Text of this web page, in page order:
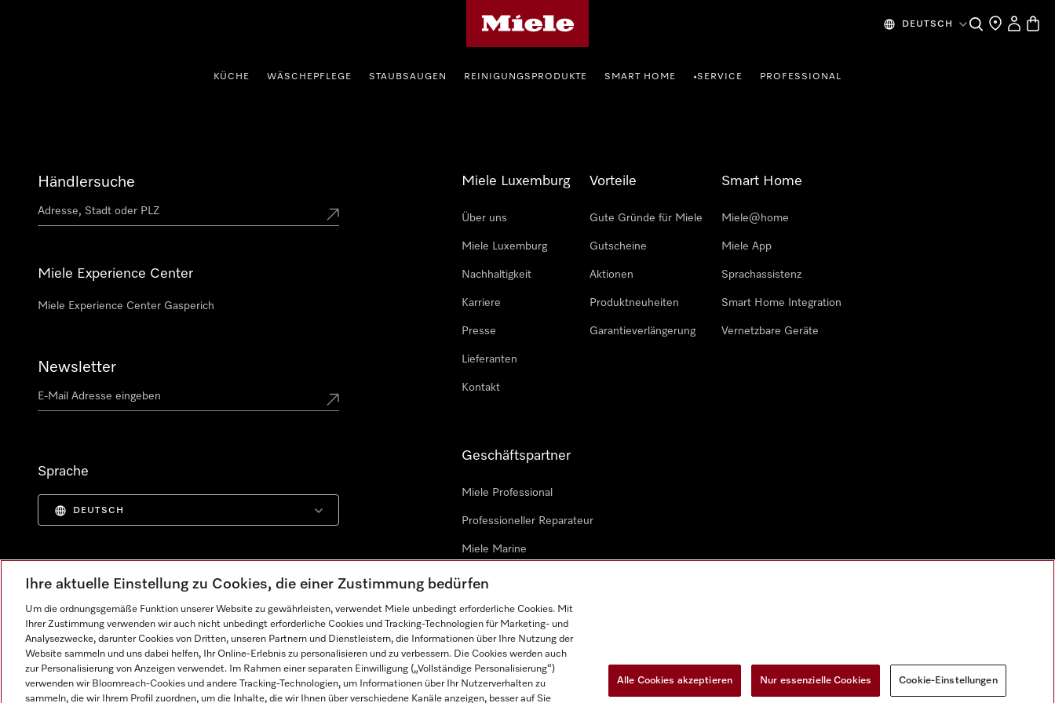
DEUTSCH SucheHändlersuche
KÜCHE WÄSCHEPFLEGE STAUBSAUGEN REINIGUNGSPRODUKTE SMART HOME •SERVICE PROFESSIONAL
Händlersuche
Miele Experience Center
Miele Experience Center Gasperich
Newsletter
Sprache
DEUTSCH
Miele Luxemburg
Über uns
Miele Luxemburg
Nachhaltigkeit
Karriere
Presse
Lieferanten
Kontakt
Vorteile
Gute Gründe für Miele
Gutscheine
Aktionen
Produktneuheiten
Garantieverlängerung
Smart Home
Miele@home
Miele App
Sprachassistenz
Smart Home Integration
Vernetzbare Geräte
Geschäftspartner
Miele Professional
Professioneller Reparateur
Miele Marine
Architekten & Bauträger
Impressum AGB Datenschutz Nutzungsbedingungen Barrièrefreiheetserklärung Gesetzen über digitale Dienste Widerrufsformular Cookie-Einstellungen
Ihre aktuelle Einstellung zu Cookies, die einer Zustimmung bedürfen
Um die ordnungsgemäße Funktion unserer Website zu gewährleisten, verwendet Miele unbedingt erforderliche Cookies. Mit
Ihrer Zustimmung verwenden wir auch nicht unbedingt erforderliche Cookies und Tracking-Technologien für Marketing- und
Analysezwecke, darunter Cookies von Dritten, unseren Partnern und Dienstleistern, die Informationen über Ihre Nutzung der
Website sammeln und uns dabei helfen, Ihr Online-Erlebnis zu personalisieren und zu verbessern. Die Cookies werden auch
zur Personalisierung von Anzeigen verwendet. Im Rahmen einer separaten Einwilligung („Vollständige Personalisierung“)
verwenden wir Bloomreach-Cookies und andere Tracking-Technologien, um Informationen über Ihr Nutzerverhalten zu
sammeln, die wir Ihrem Profil zuordnen, um die Inhalte, die wir Ihnen über verschiedene Kanäle anzeigen, besser auf Sie
Alle Cookies akzeptieren Nur essenzielle Cookies Cookie-Einstellungen